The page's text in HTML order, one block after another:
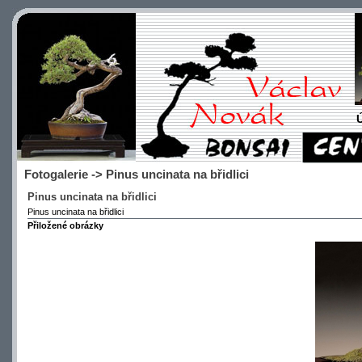
Fotogalerie -> Pinus uncinata na břidlici
Pinus uncinata na břidlici
Pinus uncinata na břidlici
Přiložené obrázky